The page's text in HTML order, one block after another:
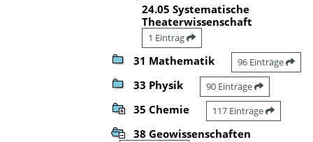
24.05 Systematische
Theaterwissenschaft
1 Eintrag
31 Mathematik 96 Einträge
33 Physik 90 Einträge
35 Chemie 117 Einträge
38 Geowissenschaften